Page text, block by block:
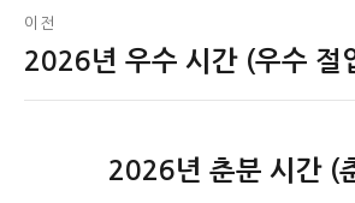
글
탐
이전
이
2026년 우수 시간 (우수 절
2026년 춘분 시간 (